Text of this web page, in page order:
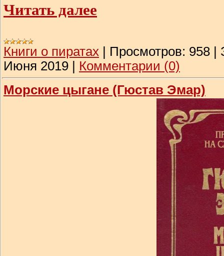
Читать далее
Книги о пиратах | Просмотров: 958 |
Июня 2019 | Комментарии (0)
Морские цыгане (Гюстав Эмар)